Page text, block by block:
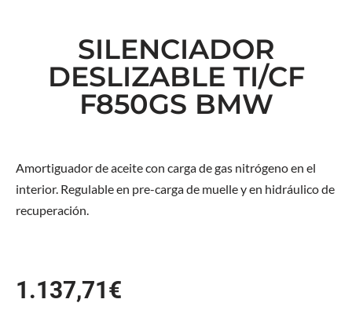
SILENCIADOR
DESLIZABLE TI/CF
F850GS BMW
Amortiguador de aceite con carga de gas nitrógeno en el
interior. Regulable en pre-carga de muelle y en hidráulico de
recuperación.
1.137,71€